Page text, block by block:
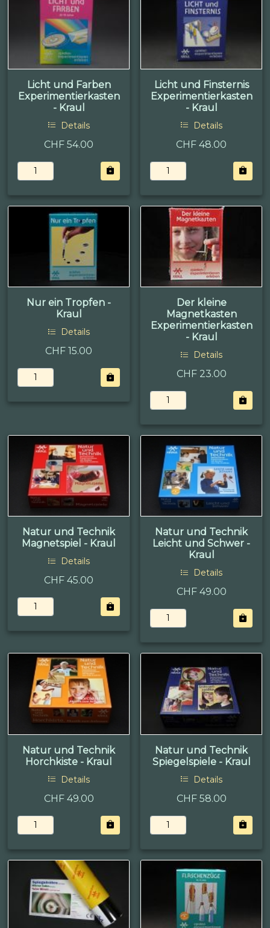
Licht und Farben
Experimentierkasten
- Kraul
Details
CHF 54.00
Licht und Finsternis
Experimentierkasten
- Kraul
Details
CHF 48.00
Nur ein Tropfen -
Kraul
Details
CHF 15.00
Der kleine
Magnetkasten
Experimentierkasten
- Kraul
Details
CHF 23.00
Natur und Technik
Magnetspiel - Kraul
Details
CHF 45.00
Natur und Technik
Leicht und Schwer -
Kraul
Details
CHF 49.00
Natur und Technik
Horchkiste - Kraul
Details
CHF 49.00
Natur und Technik
Spiegelspiele - Kraul
Details
CHF 58.00